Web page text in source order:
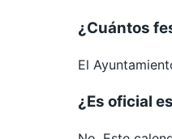
¿Cuántos
El
¿Es oficial